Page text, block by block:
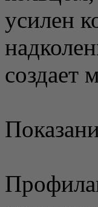
усилен
создает